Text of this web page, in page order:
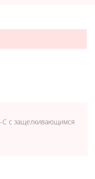
с защелкивающимся